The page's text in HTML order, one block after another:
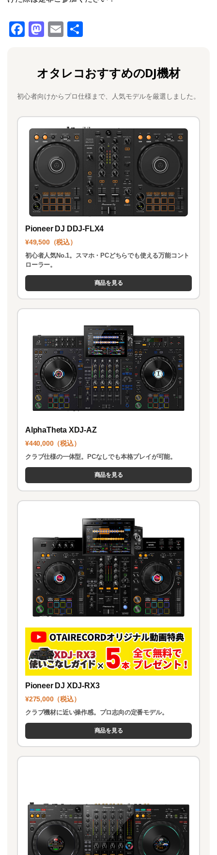
F
a
b
o
o
k
M
a
o
d
o
n
E
m
l
オタレコおすすめのDJ機材
初心者向けからプロ仕様まで、人気モデルを厳選しました。
Pioneer DJ DDJ-FLX4
¥49,500（税込）
初心者人気No.1。スマホ・PCどちらでも使える万能コント
ローラー。
商品を見る
AlphaTheta XDJ-AZ
¥440,000（税込）
クラブ仕様の一体型。PCなしでも本格プレイが可能。
商品を見る
Pioneer DJ XDJ-RX3
¥275,000（税込）
クラブ機材に近い操作感。プロ志向の定番モデル。
商品を見る